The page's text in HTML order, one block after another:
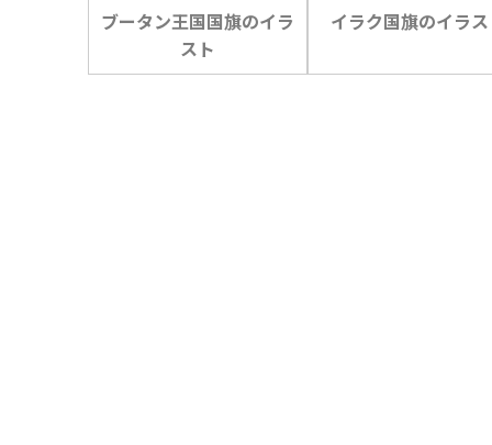
ブータン王国国旗のイラ
スト
イラク国旗のイラス